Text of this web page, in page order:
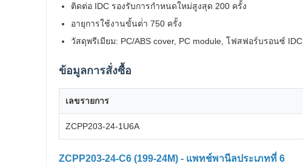
ติดต่อ IDC รองรับการกําหนดใหม่สูงสุด 200 ครั้ง
อายุการใช้งานขั้นต่ํา 750 ครั้ง
วัสดุพรีเมียม: PC/ABS cover, PC module, โฟสฟอร์บรอนซ์ IDC
ข้อมูลการสั่งซื้อ
เลขรายการ
ZCPP203-24-1U6A
ZCPP203-24-C6 (199-24M) - แพทช์พานีลประเภทที่ 6